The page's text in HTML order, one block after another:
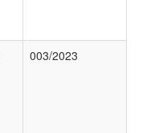
003/2023